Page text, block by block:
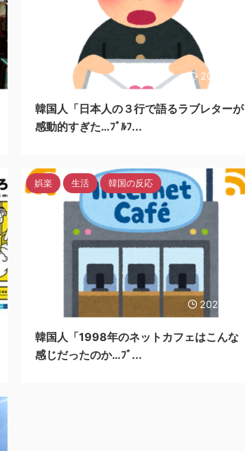
2022/10/
韓国人「日本人の３行で語るラブレターが
感動的すぎた…ﾌﾞﾙﾌ...
2022/10/
娯楽 生活 韓国の反応
韓国人「1998年のネットカフェはこんな
感じだったのか…ﾌﾞ...